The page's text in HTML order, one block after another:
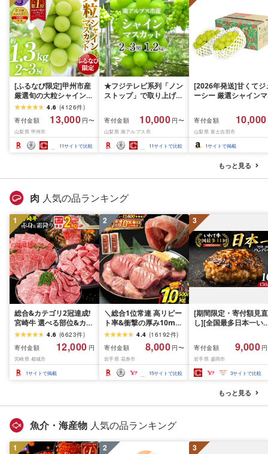
[ふるなび限定]甲州市産
厳選旬の大粒シャインマ
スカット 約1.3kg 2〜3
房[2026年発送]
(MG)B12-472 FN-
Limited-VO シャインマ
スカット フルーツ
4.6 (4126件)
寄付金額
13,000 円〜
山梨県 甲州市
11サイトで比較
★フジテレビ系列「ノン
ストップ」で取り上げら
先行予約]南アルプス市
産シャインマスカット
1.2kg以上(2〜3房)ふる
さと納税 おすすめ 山梨
県 南アルプス市 送料無
寄付金額 10,000 円〜
山梨県 南アルプス市
11サイトで比較
[2026年発送]甘くてジ
ーシー 厳選シャインマ
月前半(1〜15日)から
月下旬までの発送) フ
ーツ ぶどう 果物 山梨
産 2026 旬 大粒 高級
寄付金額 10,000
山梨県 富士吉田市
1サイトで掲載
もっと見る
肉 人気の品ランキング
1
総合&カテゴリ2冠達成!
宮崎牛 選べる部位&カッ
ト (赤身&霜降り)or(赤身
のみ) 500g 1kg 2kg[発
送時期が選べる] 牛肉 焼
肉 すき焼き しゃぶしゃ
ぶ ステーキ ギフト お中
4.6 (6623件)
寄付金額
12,000 円
宮崎県 都城市
1サイトで掲載
2
＼総合1位常連 高リピー
ト率&衝撃の厚み10mm
厚切り牛タン 塩味/ ≪ス
ピード発送!!10営業日以
内発送≫ 選べる内容量
500g / 1kg 定期便 毎月
届く 牛肉 肉 BBQ ふるさ
と 人気 ランキング 岩手
4.4 (16192件)
寄付金額
8,000 円〜
岩手県 花巻市
15サイトで比較
3
[期間限定・寄付額見直
し][全国最多日本一い
1.5kg(150g×10個) い
て牛 × 岩中豚 ハンバー
グ 合挽き 合い挽き 黒
和牛 人気 冷凍 個包装
分け 冷凍 牛肉 豚肉 和
ビーフ ポーク はんば
ぐ 挽肉 お肉 ミンチ 肉
お弁当 hannba-gu ラ
寄付金額 9,000
岩手県 盛岡市
3サイトで比較
もっと見る
魚介・海産物 人気の品ランキング
1 2 3